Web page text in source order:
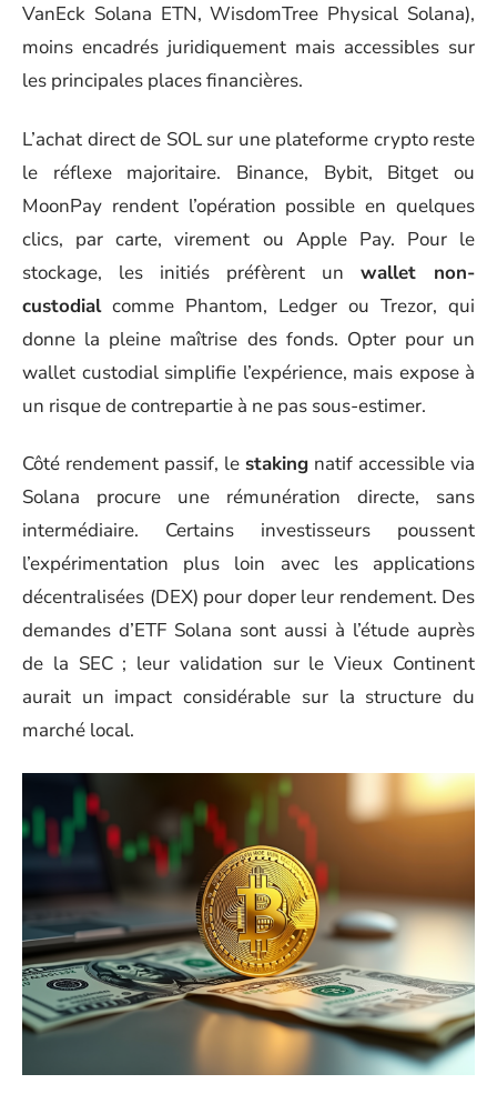
VanEck Solana ETN, WisdomTree Physical Solana),
moins encadrés juridiquement mais accessibles sur
les principales places financières.
L’achat direct de SOL sur une plateforme crypto reste
le réflexe majoritaire. Binance, Bybit, Bitget ou
MoonPay rendent l’opération possible en quelques
clics, par carte, virement ou Apple Pay. Pour le
stockage, les initiés préfèrent un wallet non-
custodialcomme Phantom, Ledger ou Trezor, qui
donne la pleine maîtrise des fonds. Opter pour un
wallet custodial simplifie l’expérience, mais expose à
un risque de contrepartie à ne pas sous-estimer.
Côté rendement passif, le staking natif accessible via
Solana procure une rémunération directe, sans
intermédiaire. Certains investisseurs poussent
l’expérimentation plus loin avec les applications
décentralisées (DEX) pour doper leur rendement. Des
demandes d’ETF Solana sont aussi à l’étude auprès
de la SEC ; leur validation sur le Vieux Continent
aurait un impact considérable sur la structure du
marché local.